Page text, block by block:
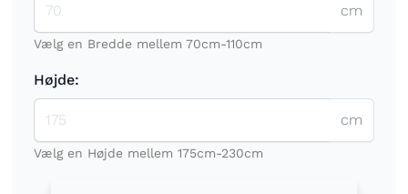
cm
Vælg en Bredde mellem 70cm-110cm
Højde:
cm
Vælg en Højde mellem 175cm-230cm